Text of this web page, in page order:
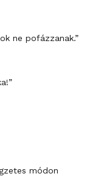
ne pofázzanak.”
módon